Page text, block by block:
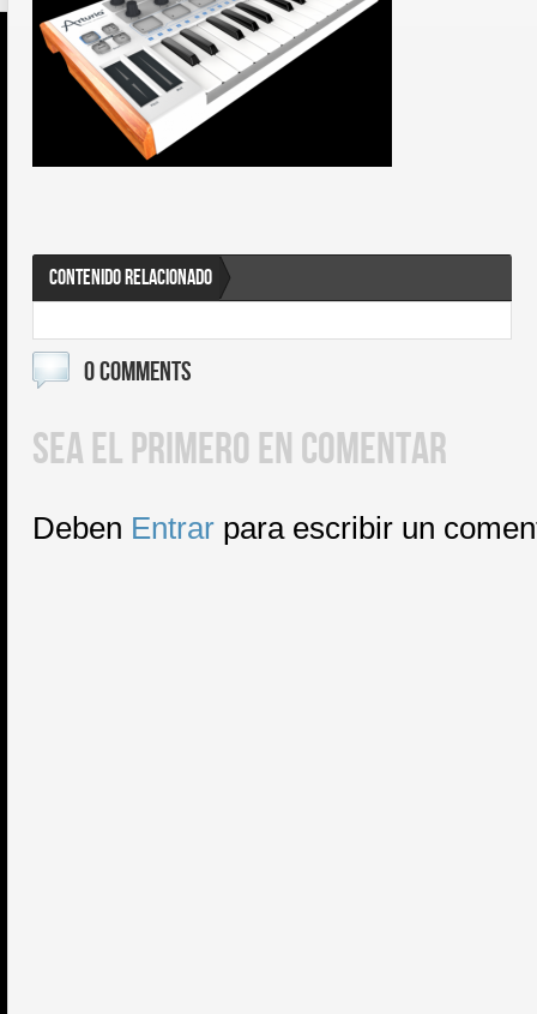
CONTENIDO RELACIONADO
0 COMMENTS
SEA EL PRIMERO EN COMENTAR
Deben Entrar para escribir un